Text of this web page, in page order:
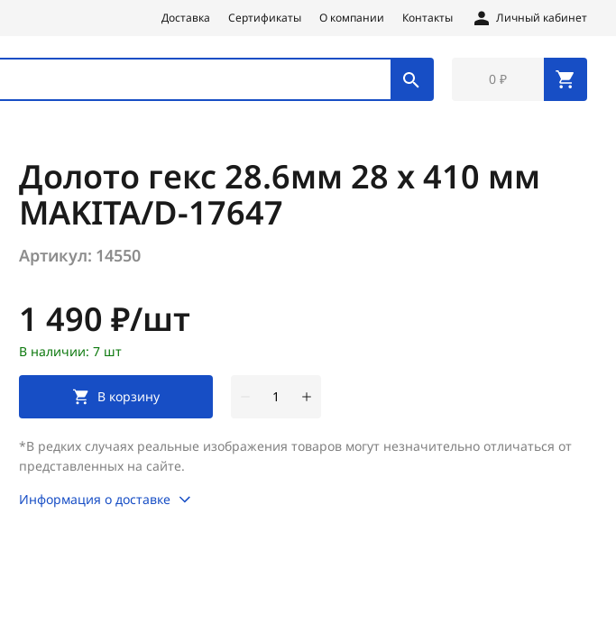
Доставка Сертификаты О компании Контакты Личный кабинет
0 ₽
Долото гекс 28.6мм 28 х 410 мм
MAKITA/D-17647
Артикул: 14550
Цена:
1 490 ₽/шт
В наличии: 7 шт
В корзину
*В редких случаях реальные изображения товаров могут незначительно отличаться от
представленных на сайте.
Информация о доставке